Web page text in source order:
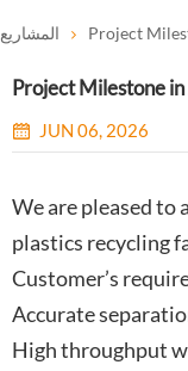
المشاريع Project
Project Milestone
JUN 06, 2026
We are pleased to
plastics recycling
Customer’s
Accurate
High throughput